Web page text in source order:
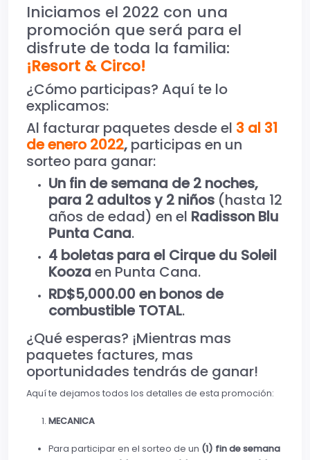
Iniciamos el 2022 con una
promoción que será para el
disfrute de toda la familia:
¡Resort & Circo!
¿Cómo participas? Aquí te lo
explicamos:
Al facturar paquetes desde el 3 al 31
de enero 2022, participas en un
sorteo para ganar:
Un fin de semana de 2 noches,
para 2 adultos y 2 niños (hasta 12
años de edad) en el Radisson Blu
Punta Cana.
4 boletas para el Cirque du Soleil
Kooza en Punta Cana.
RD$5,000.00 en bonos de
combustible TOTAL.
¿Qué esperas? ¡Mientras mas
paquetes factures, mas
oportunidades tendrás de ganar!
Aquí te dejamos todos los detalles de esta promoción:
MECANICA
Para participar en el sorteo de un (1) fin de semana